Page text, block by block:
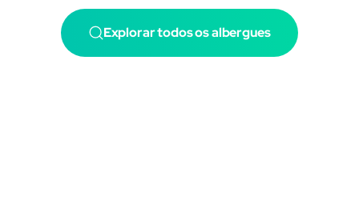
Explorar todos os albergues